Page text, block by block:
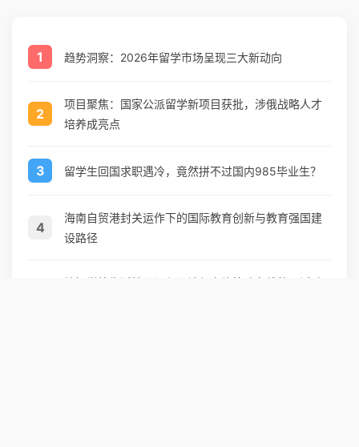
1 趋势洞察：2026年留学市场呈现三大新动向
2
项目聚焦：国家公派留学新项目获批，涉俄战略人才
培养成亮点
3 留学生回国求职遇冷，竟然拼不过国内985毕业生？
4
海南自贸港封关运作下的国际教育创新与教育强国建
设路径
培智学校生活核心课程设计与实施策略在线教研活动